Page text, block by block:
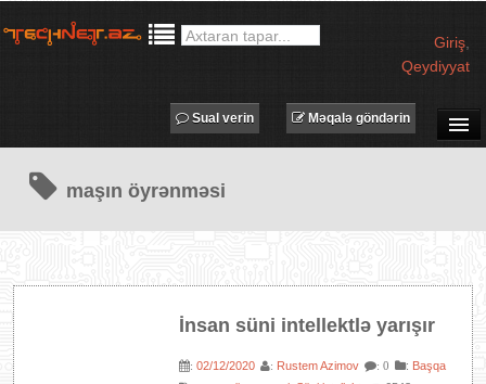
Giriş
Qeydiyyat
MƏQALƏLƏR
PROQRAMLAR
AVADANLIQLAR
Məqalə göndərin
Sual verin
maşın öyrənməsi
İnsan süni intellektlə yarışır
:02/12/2020 : Rustem Azimov : 0 : Başqa